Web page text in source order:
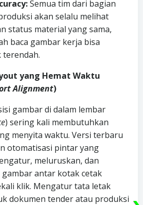
Semua tim dari bagian
akan selalu melihat
status material yang sama,
baca gambar kerja bisa
yang Hemat Waktu
Alignment)
gambar di dalam lembar
) sering kali membutuhkan
menyita waktu. Versi terbaru
otomatisasi pintar yang
meluruskan, dan
gambar antar kotak cetak
klik. Mengatur tata letak
dokumen tender atau produksi